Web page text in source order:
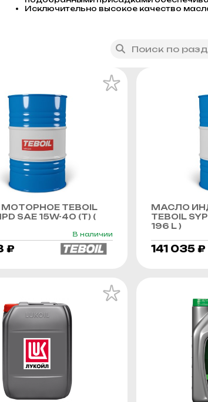
Исключительно высокое качество
TEBOIL
SAE 15W-40 (Т) (
В наличии
₽
МАСЛО
TEBOIL
196 L )
141 035 ₽